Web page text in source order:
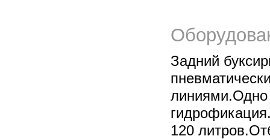
Задний
линиями.Одно
120